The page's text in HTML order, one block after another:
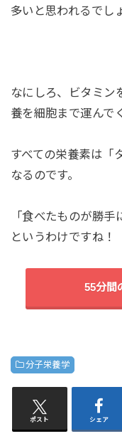
多いと思われるでし
なにしろ、ビタミン
養を細胞まで運んで
すべての栄養素は「
なるのです。
「食べたものが勝手
というわけですね！
55分間
分子栄養学
ポスト シェア